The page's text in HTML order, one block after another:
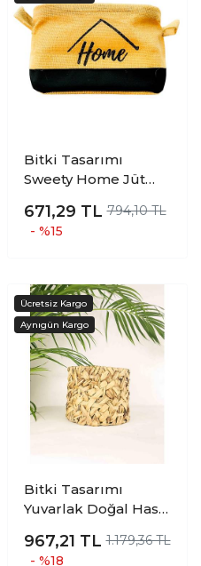
Bitki Tasarımı
Sweety Home Jüt
Mutfak Banyo Salon
Sepeti Katlanır Sıvı
671,29 TL 794,10 TL
- %15
Bitki Tasarımı
Yuvarlak Doğal Hasır
İskelet Sistemli
967,21 TL 1.179,36 TL
- %18